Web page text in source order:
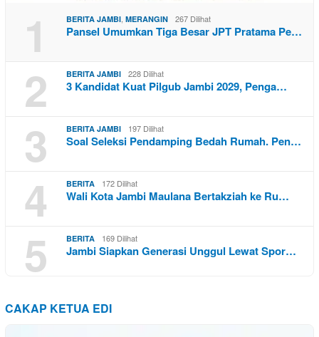
1 BERITA JAMBI, MERANGIN 267 Dilihat
Pansel Umumkan Tiga Besar JPT Pratama Pe…
2 BERITA JAMBI 228 Dilihat
3 Kandidat Kuat Pilgub Jambi 2029, Penga…
3 BERITA JAMBI 197 Dilihat
Soal Seleksi Pendamping Bedah Rumah. Pen…
4 BERITA 172 Dilihat
Wali Kota Jambi Maulana Bertakziah ke Ru…
5 BERITA 169 Dilihat
Jambi Siapkan Generasi Unggul Lewat Spor…
CAKAP KETUA EDI